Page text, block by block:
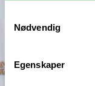
Nødvendig
Egenskaper